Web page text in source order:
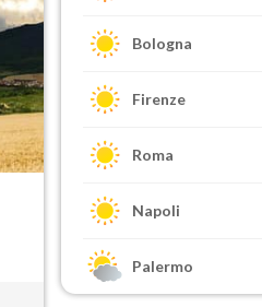
Bologna
Firenze
Roma
Napoli
Palermo